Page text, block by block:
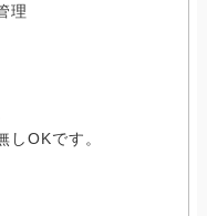
理
しOKです。